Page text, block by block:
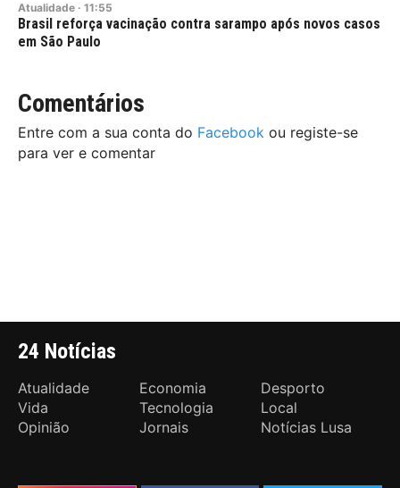
Atualidade · 11:55
Brasil reforça vacinação contra sarampo após novos casos
em São Paulo
Comentários
Entre com a sua conta do Facebook ou registe-se
para ver e comentar
24 Notícias
Atualidade Economia
Desporto
Vida
Tecnologia
Local
Opinião
Jornais Notícias Lusa